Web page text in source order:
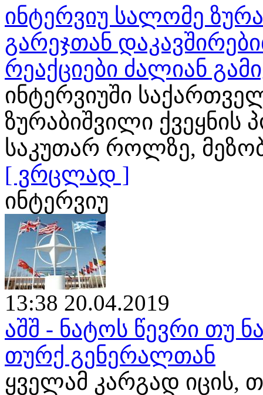
ინტერვიუ სალომე
გარეჯთან
რეაქციები ძალიან
ინტერვიუში
ზურაბიშვილი ქვეყნის
საკუთარ როლზე,
[ ვრცლად ]
ინტერვიუ
13:38 20.04.2019
აშშ - ნატოს წევრი თუ
თურქ გენერალთან
ყველამ კარგად იცის,